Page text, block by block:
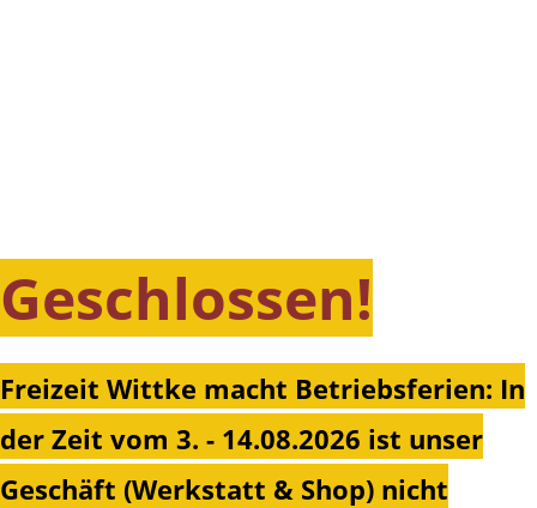
Geschlossen!
Freizeit Wittke macht Betriebsferien: In
der Zeit vom 3. - 14.08.2026 ist unser
Geschäft (Werkstatt & Shop) nicht